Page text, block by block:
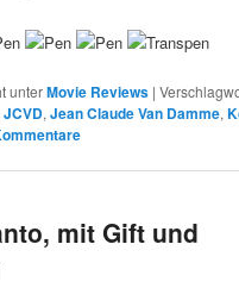
unterMovie Reviews |
JCVD,Jean Claude Van Damme,
mit Gift und